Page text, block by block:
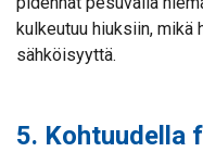
kulkeutuu hiuksiin, mikä
sähköisyyttä.
5. Kohtuudella